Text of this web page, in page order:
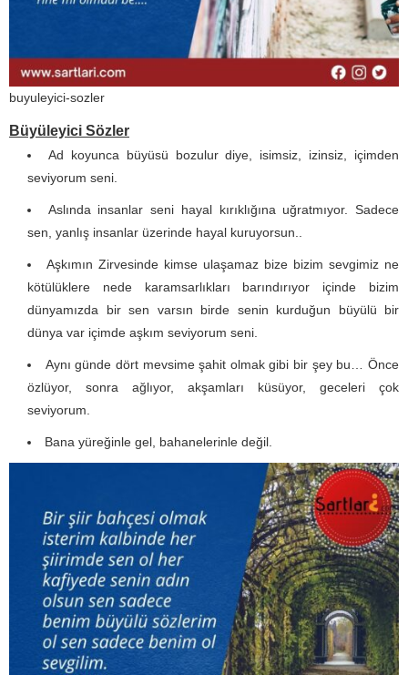
buyuleyici-sozler
Büyüleyici Sözler
Ad koyunca büyüsü bozulur diye, isimsiz, izinsiz, içimden
seviyorum seni.
Aslında insanlar seni hayal kırıklığına uğratmıyor. Sadece
sen, yanlış insanlar üzerinde hayal kuruyorsun..
Aşkımın Zirvesinde kimse ulaşamaz bize bizim sevgimiz ne
kötülüklere nede karamsarlıkları barındırıyor içinde bizim
dünyamızda bir sen varsın birde senin kurduğun büyülü bir
dünya var içimde aşkım seviyorum seni.
Aynı günde dört mevsime şahit olmak gibi bir şey bu… Önce
özlüyor, sonra ağlıyor, akşamları küsüyor, geceleri çok
seviyorum.
Bana yüreğinle gel, bahanelerinle değil.